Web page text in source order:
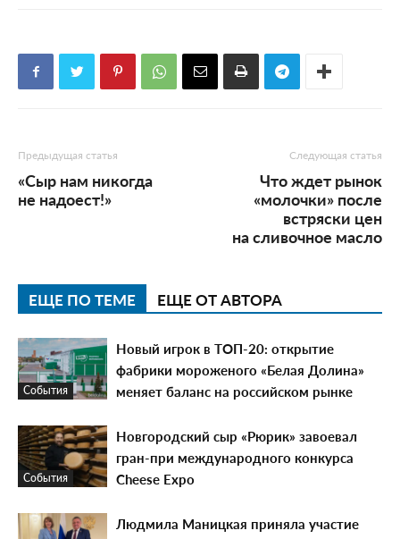
Предыдущая статья
«Сыр нам никогда
не надоест!»
Следующая статья
Что ждет рынок
«молочки» после
встряски цен
на сливочное масло
ЕЩЕ ПО ТЕМЕ ЕЩЕ ОТ АВТОРА
События
Новый игрок в ТОП-20: открытие
фабрики мороженого «Белая Долина»
меняет баланс на российском рынке
События
Новгородский сыр «Рюрик» завоевал
гран-при международного конкурса
Cheese Expo
Людмила Маницкая приняла участие